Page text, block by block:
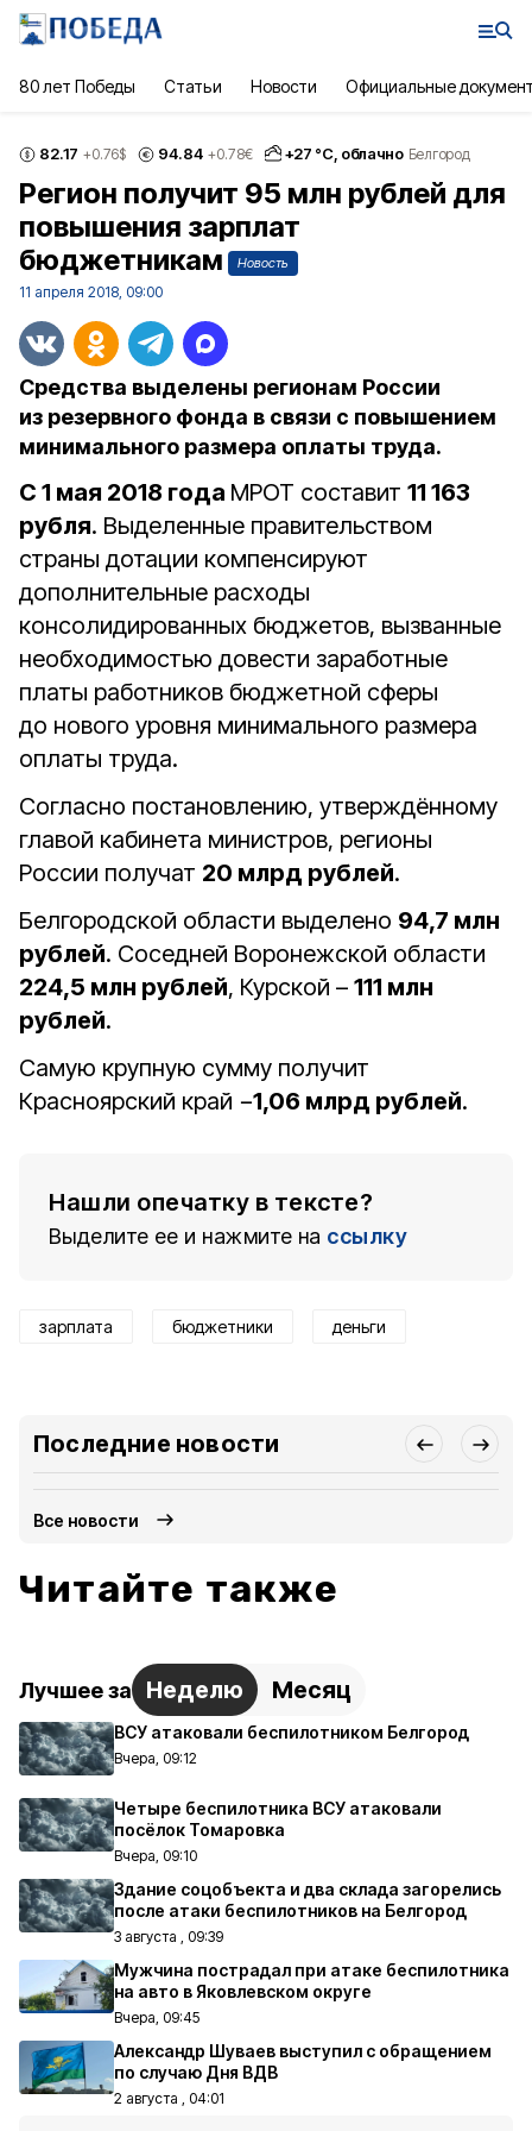
80 лет Победы Статьи Новости Официальные
82.17 +0.76$ 94.84 +0.78€ +27 °С, облачно Белгород
Регион получит 95 млн рублей для
повышения зарплат
бюджетникам
Новость
11 апреля 2018, 09:00
Средства выделены регионам России
из резервного фонда в связи с повышением
минимального размера оплаты труда.
С 1 мая 2018 года МРОТ составит 11 163
рубля. Выделенные правительством
страны дотации компенсируют
дополнительные расходы
консолидированных бюджетов, вызванные
необходимостью довести заработные
платы работников бюджетной сферы
до нового уровня минимального размера
оплаты труда.
Согласно постановлению, утверждённому
главой кабинета министров, регионы
России получат 20 млрд рублей.
Белгородской области выделено 94,7 млн
рублей. Соседней Воронежской области
224,5 млн рублей, Курской – 111 млн
рублей.
Самую крупную сумму получит
Красноярский край −1,06 млрд рублей.
Нашли опечатку в тексте?
Выделите ее и нажмите на ссылку
зарплата бюджетники деньги
Последние новости
Все новости
Читайте также
Лучшее за Неделю Месяц
ВСУ атаковали беспилотником Белгород
Вчера, 09:12
Четыре беспилотника ВСУ атаковали
посёлок Томаровка
Вчера, 09:10
Здание соцобъекта и два склада загорелись
после атаки беспилотников на Белгород
3 августа , 09:39
Мужчина пострадал при атаке беспилотника
на авто в Яковлевском округе
Вчера, 09:45
Александр Шуваев выступил с обращением
по случаю Дня ВДВ
2 августа , 04:01